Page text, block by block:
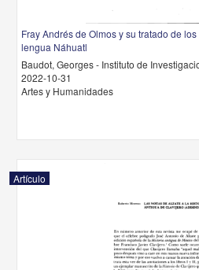
Fray Andrés de Olmos y su tratado de
lengua Náhuatl
Baudot, Georges - Instituto de
2022-10-31
Artes y Humanidades
Artículo